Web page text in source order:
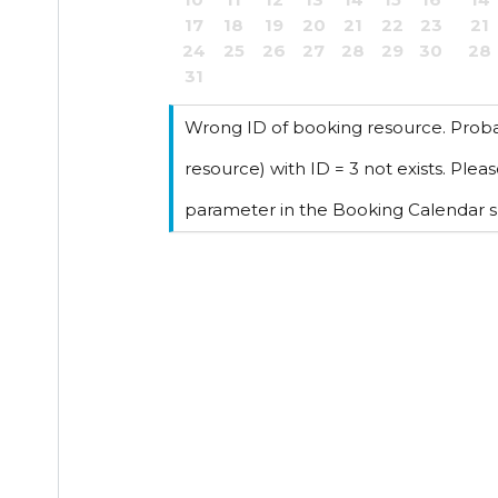
17
18 19 20 21 22
23
24
25 26 27 28 29
30
31
21
28
Wrong ID of booking resource.
resource) with ID = 3 not exists.
parameter in the Booking Calendar